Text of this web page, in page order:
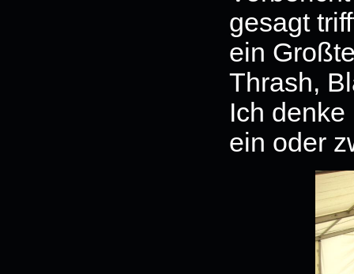
gesagt
ein
Thrash,
Ich
ein oder